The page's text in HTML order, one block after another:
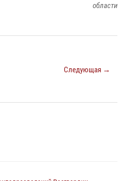
области
Следующая →